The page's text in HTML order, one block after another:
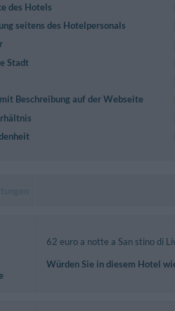
des Hotels
seitens des Hotelpersonals
Stadt
Beschreibung auf der Webseite
62 euro a notte a San stino di
Würden Sie in diesem Hotel